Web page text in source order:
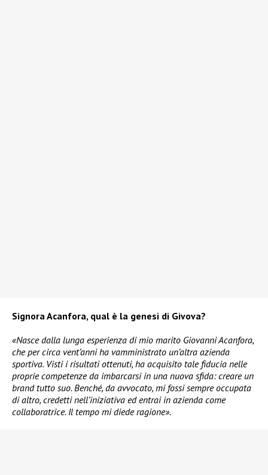
Signora Acanfora, qual è la genesi di Givova?
«Nasce dalla lunga esperienza di mio marito Giovanni Acanfora,
che per circa vent’anni ha vamministrato un’altra azienda
sportiva. Visti i risultati ottenuti, ha acquisito tale fiducia nelle
proprie competenze da imbarcarsi in una nuova sfida: creare un
brand tutto suo. Benché, da avvocato, mi fossi sempre occupata
di altro, credetti nell’iniziativa ed entrai in azienda come
collaboratrice. Il tempo mi diede ragione».